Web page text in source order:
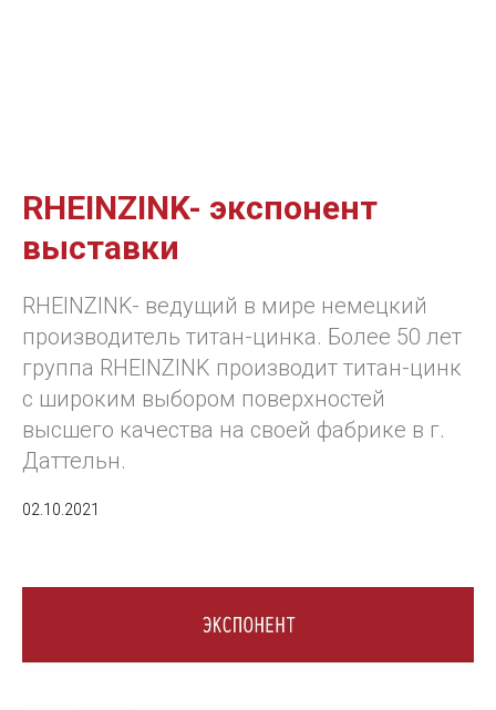
RHEINZINK- экспонент
выставки
RHEINZINK- ведущий в мире немецкий
производитель титан-цинка. Более 50 лет
группа RHEINZINK производит титан-цинк
с широким выбором поверхностей
высшего качества на своей фабрике в г.
Даттельн.
02.10.2021